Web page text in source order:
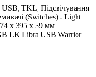
USB, TKL, Підсвічування
(Switches) - Light
х 395 х 39 мм
LK Libra USB Warrior